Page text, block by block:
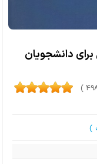
دانشجویان
498
)